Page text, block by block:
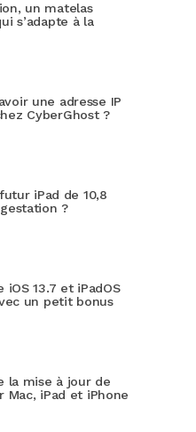
un matelas
s’adapte à la
une adresse IP
CyberGhost ?
iPad de 10,8
?
iOS 13.7 et iPadOS
un petit bonus
la mise à jour de
Mac, iPad et iPhone